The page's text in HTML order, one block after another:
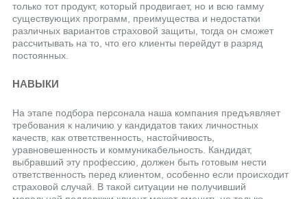
только тот продукт, который продвигает, но и всю гамму
существующих программ, преимущества и недостатки
различных вариантов страховой защиты, тогда он сможет
рассчитывать на то, что его клиенты перейдут в разряд
постоянных.
НАВЫКИ
На этапе подбора персонала наша компания предъявляет
требования к наличию у кандидатов таких личностных
качеств, как ответственность, настойчивость,
уравновешенность и коммуникабельность. Кандидат,
выбравший эту профессию, должен быть готовым нести
ответственность перед клиентом, особенно если происходит
страховой случай. В такой ситуации не получивший